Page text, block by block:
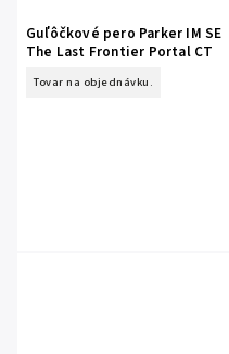
Guľôčkové pero Parker IM SE
The Last Frontier Portal CT
Tovar na objednávku.